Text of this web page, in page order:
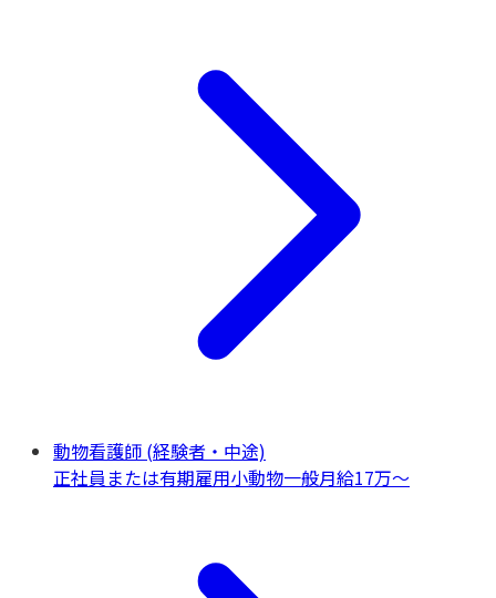
動物看護師 (経験者・中途)
正社員または有期雇用小動物一般月給17万〜